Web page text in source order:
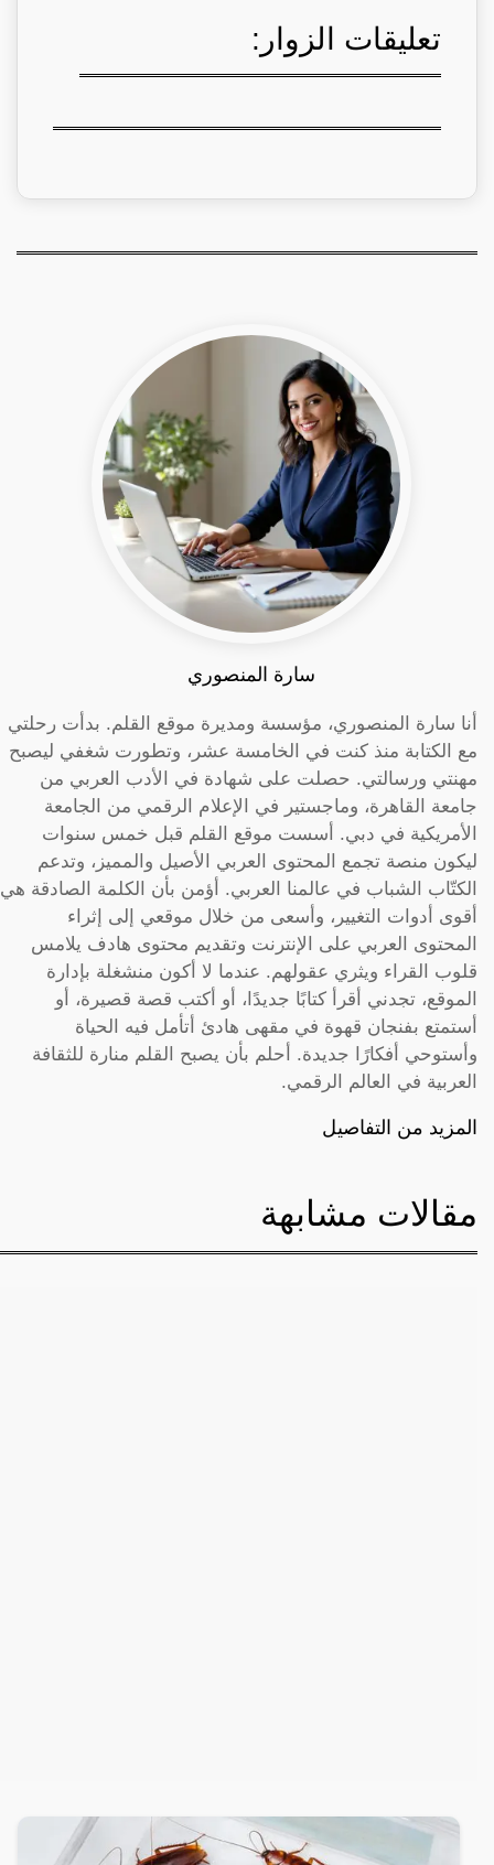
تعليقات الزوار:
سارة المنصوري
أنا سارة المنصوري، مؤسسة ومديرة موقع القلم. بدأت رحلتي
مع الكتابة منذ كنت في الخامسة عشر، وتطورت شغفي ليصبح
مهنتي ورسالتي. حصلت على شهادة في الأدب العربي من
جامعة القاهرة، وماجستير في الإعلام الرقمي من الجامعة
الأمريكية في دبي. أسست موقع القلم قبل خمس سنوات
ليكون منصة تجمع المحتوى العربي الأصيل والمميز، وتدعم
الكتّاب الشباب في عالمنا العربي. أؤمن بأن الكلمة الصادقة هي
أقوى أدوات التغيير، وأسعى من خلال موقعي إلى إثراء
المحتوى العربي على الإنترنت وتقديم محتوى هادف يلامس
قلوب القراء ويثري عقولهم. عندما لا أكون منشغلة بإدارة
الموقع، تجدني أقرأ كتابًا جديدًا، أو أكتب قصة قصيرة، أو
أستمتع بفنجان قهوة في مقهى هادئ أتأمل فيه الحياة
وأستوحي أفكارًا جديدة. أحلم بأن يصبح القلم منارة للثقافة
العربية في العالم الرقمي.
المزيد من التفاصيل
مقالات مشابهة